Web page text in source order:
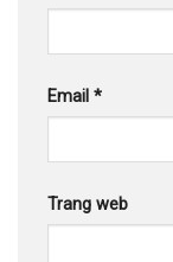
Email *
Trang web